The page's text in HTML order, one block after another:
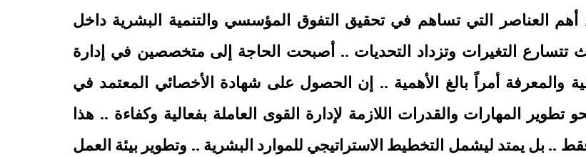
العناصر التي تساهم في تحقيق التفوق المؤسسي والتنمية البشرية داخل
التغيرات وتزداد التحديات .. أصبحت الحاجة إلى متخصصين في إدارة
والمعرفة أمراً بالغ الأهمية .. إن الحصول على شهادة الأخصائي المعتمد في
تطوير المهارات والقدرات اللازمة لإدارة القوى العاملة بفعالية وكفاءة .. هذا
بل يمتد ليشمل التخطيط الاستراتيجي للموارد البشرية .. وتطوير بيئة العمل